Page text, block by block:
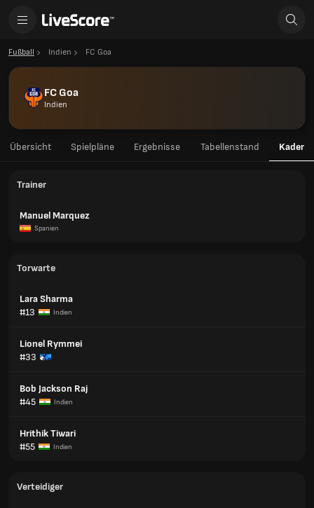
Fußball Indien FC Goa
FC Goa
Indien
Übersicht Spielpläne Ergebnisse Tabellenstand Kader
Trainer
Manuel Marquez
Spanien
Torwarte
Lara Sharma
#13
Indien
Lionel Rymmei
#33
Bob Jackson Raj
#45
Indien
Hrithik Tiwari
#55
Indien
Verteidiger